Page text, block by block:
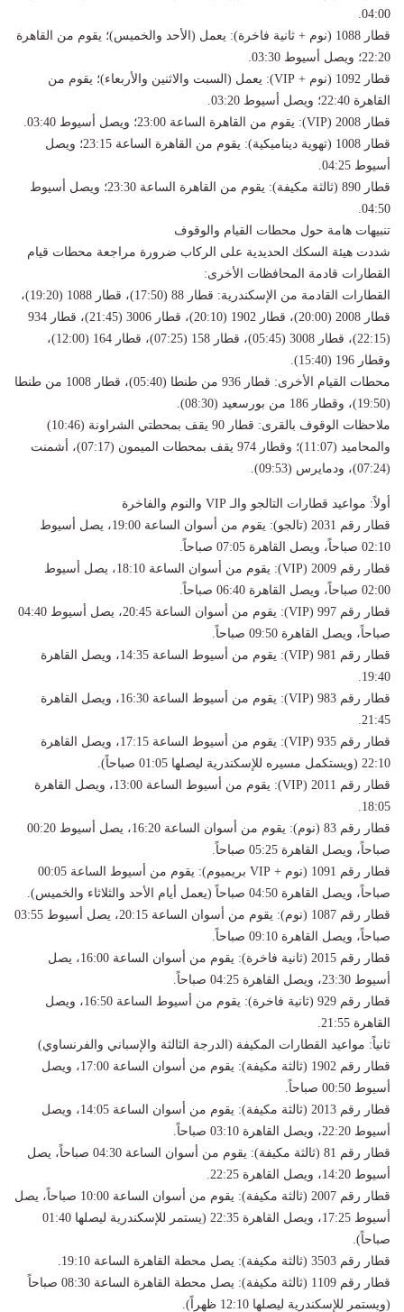
04:00.
​قطار 1088 (نوم + ثانية فاخرة): يعمل (الأحد والخميس)؛ يقوم من القاهرة
22:20؛ ويصل أسيوط 03:30.
​قطار 1092 (نوم + VIP): يعمل (السبت والاثنين والأربعاء)؛ يقوم من
القاهرة 22:40؛ ويصل أسيوط 03:20.
​قطار 2008 (VIP): يقوم من القاهرة الساعة 23:00؛ ويصل أسيوط 03:40.
​قطار 1008 (تهوية ديناميكية): يقوم من القاهرة الساعة 23:15؛ ويصل
أسيوط 04:25.
​قطار 890 (ثالثة مكيفة): يقوم من القاهرة الساعة 23:30؛ ويصل أسيوط
04:50.
​تنبيهات هامة حول محطات القيام والوقوف
​شددت هيئة السكك الحديدية على الركاب ضرورة مراجعة محطات قيام
القطارات قادمة المحافظات الأخرى:
​القطارات القادمة من الإسكندرية: قطار 88 (17:50)، قطار 1088 (19:20)،
قطار 2008 (20:00)، قطار 1902 (20:10)، قطار 3006 (21:45)، قطار 934
(22:15)، قطار 3008 (05:45)، قطار 158 (07:25)، قطار 164 (12:00)،
وقطار 196 (15:40).
​محطات القيام الأخرى: قطار 936 من طنطا (05:40)، قطار 1008 من طنطا
(19:50)، وقطار 186 من بورسعيد (08:30).
​ملاحظات الوقوف بالقرى: قطار 90 يقف بمحطتي الشراونة (10:46)
والمحاميد (11:07)؛ وقطار 974 يقف بمحطات الميمون (07:17)، أشمنت
(07:24)، ودمايرس (09:53).
​أولاً: مواعيد قطارات التالجو والـ VIP والنوم والفاخرة
​قطار رقم 2031 (تالجو): يقوم من أسوان الساعة 19:00، يصل أسيوط
02:10 صباحاً، ويصل القاهرة 07:05 صباحاً.
​قطار رقم 2009 (VIP): يقوم من أسوان الساعة 18:10، يصل أسيوط
02:00 صباحاً، ويصل القاهرة 06:40 صباحاً.
​قطار رقم 997 (VIP): يقوم من أسوان الساعة 20:45، يصل أسيوط 04:40
صباحاً، ويصل القاهرة 09:50 صباحاً.
​قطار رقم 981 (VIP): يقوم من أسيوط الساعة 14:35، ويصل القاهرة
19:40.
​قطار رقم 983 (VIP): يقوم من أسيوط الساعة 16:30، ويصل القاهرة
21:45.
​قطار رقم 935 (VIP): يقوم من أسيوط الساعة 17:15، ويصل القاهرة
22:10 (ويستكمل مسيره للإسكندرية ليصلها 01:05 صباحاً).
​قطار رقم 2011 (VIP): يقوم من أسيوط الساعة 13:00، ويصل القاهرة
18:05.
​قطار رقم 83 (نوم): يقوم من أسوان الساعة 16:20، يصل أسيوط 00:20
صباحاً، ويصل القاهرة 05:25 صباحاً.
​قطار رقم 1091 (نوم + VIP بريميوم): يقوم من أسيوط الساعة 00:05
صباحاً، ويصل القاهرة 04:50 صباحاً (يعمل أيام الأحد والثلاثاء والخميس).
​قطار رقم 1087 (نوم): يقوم من أسوان الساعة 20:15، يصل أسيوط 03:55
صباحاً، ويصل القاهرة 09:10 صباحاً.
​قطار رقم 2015 (ثانية فاخرة): يقوم من أسوان الساعة 16:00، يصل
أسيوط 23:30، ويصل القاهرة 04:25 صباحاً.
​قطار رقم 929 (ثانية فاخرة): يقوم من أسيوط الساعة 16:50، ويصل
القاهرة 21:55.
​ثانياً: مواعيد القطارات المكيفة (الدرجة الثالثة والإسباني والفرنساوي)
​قطار رقم 1902 (ثالثة مكيفة): يقوم من أسوان الساعة 17:00، ويصل
أسيوط 00:50 صباحاً.
​قطار رقم 2013 (ثالثة مكيفة): يقوم من أسوان الساعة 14:05، ويصل
أسيوط 22:20، ويصل القاهرة 03:10 صباحاً.
​قطار رقم 81 (ثالثة مكيفة): يقوم من أسوان الساعة 04:30 صباحاً، يصل
أسيوط 14:20، ويصل القاهرة 22:25.
​قطار رقم 2007 (ثالثة مكيفة): يقوم من أسوان الساعة 10:00 صباحاً، يصل
أسيوط 17:25، ويصل القاهرة 22:35 (يستمر للإسكندرية ليصلها 01:40
صباحاً).
​قطار رقم 3503 (ثالثة مكيفة): يصل محطة القاهرة الساعة 19:10.
​قطار رقم 1109 (ثالثة مكيفة): يصل محطة القاهرة الساعة 08:30 صباحاً
(ويستمر للإسكندرية ليصلها 12:10 ظهراً).